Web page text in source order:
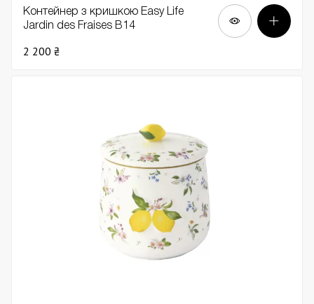
Контейнер з кришкою Easy Life
Jardin des Fraises В14
2 200 ₴